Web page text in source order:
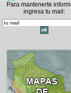
Para mantenerte
ingresa tu mail: